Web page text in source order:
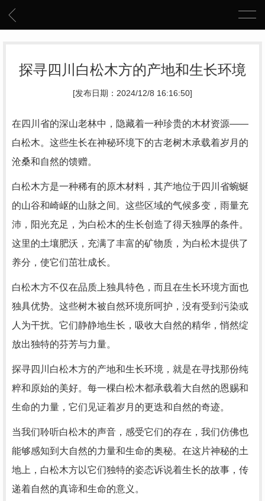
探寻四川白松木方的产地和生长环境
[发布日期：2024/12/8 16:16:50]
在四川省的深山老林中，隐藏着一种珍贵的木材资源——
白松木。这些生长在神秘环境下的古老树木承载着岁月的
沧桑和自然的馈赠。
白松木方是一种稀有的原木材料，其产地位于四川省蜿蜒
的山谷和崎岖的山脉之间。这些区域的气候多变，雨量充
沛，阳光充足，为白松木的生长创造了得天独厚的条件。
这里的土壤肥沃，充满了丰富的矿物质，为白松木提供了
养分，使它们茁壮成长。
白松木方不仅在品质上独具特色，而且在生长环境方面也
独具优势。这些树木被自然环境所呵护，没有受到污染或
人为干扰。它们静静地生长，吸收大自然的精华，悄然绽
放出独特的芬芳与力量。
探寻四川白松木方的产地和生长环境，就是在寻找那份纯
粹和原始的美好。每一棵白松木都承载着大自然的恩赐和
生命的力量，它们见证着岁月的更迭和自然的奇迹。
当我们聆听白松木的声音，感受它们的存在，我们仿佛也
能够感知到大自然的力量和生命的奥秘。在这片神秘的土
地上，白松木方以它们独特的姿态诉说着生长的故事，传
递着自然的真谛和生命的意义。